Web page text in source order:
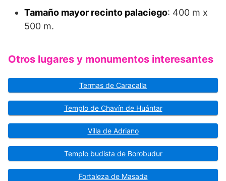
Tamaño mayor recinto palaciego: 400 m x
500 m.
Otros lugares y monumentos interesantes
Termas de Caracalla
Templo de Chavín de Huántar
Villa de Adriano
Templo budista de Borobudur
Fortaleza de Masada